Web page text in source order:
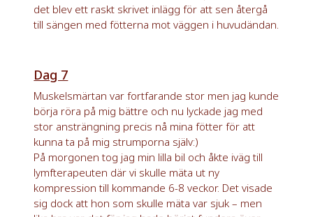
det blev ett raskt skrivet inlägg för att sen återgå
till sängen med fötterna mot väggen i huvudändan.
Dag 7
Muskelsmärtan var fortfarande stor men jag kunde
börja röra på mig bättre och nu lyckade jag med
stor ansträngning precis nå mina fötter för att
kunna ta på mig strumporna själv:)
På morgonen tog jag min lilla bil och åkte iväg till
lymfterapeuten där vi skulle mäta ut ny
kompression till kommande 6-8 veckor. Det visade
sig dock att hon som skulle mäta var sjuk – men